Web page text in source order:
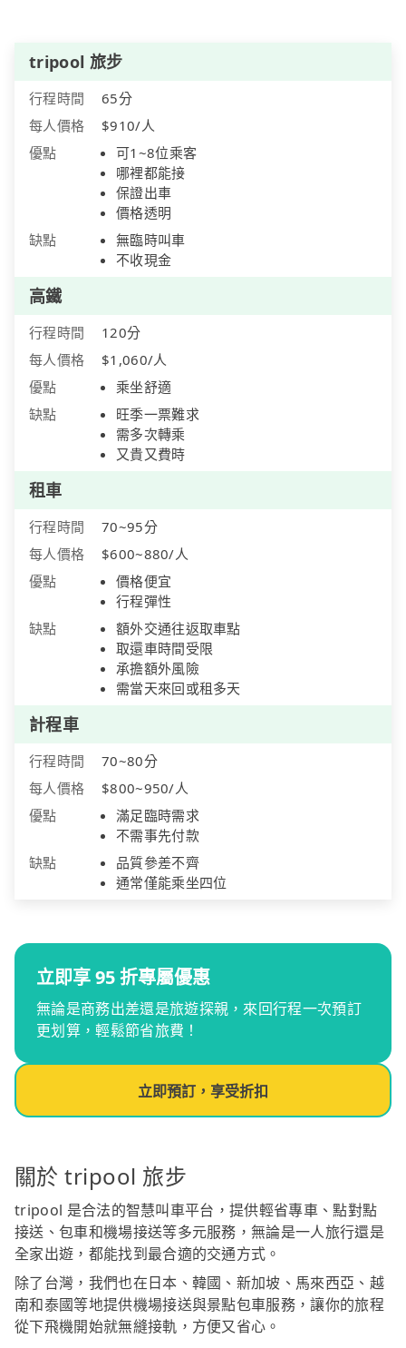
tripool 旅步
行程時間
65分
每人價格
$910/人
優點
可1~8位乘客
哪裡都能接
保證出車
價格透明
缺點
無臨時叫車
不收現金
高鐵
行程時間
120分
每人價格
$1,060/人
優點
乘坐舒適
缺點
旺季一票難求
需多次轉乘
又貴又費時
租車
行程時間
70~95分
每人價格
$600~880/人
優點
價格便宜
行程彈性
缺點
額外交通往返取車點
取還車時間受限
承擔額外風險
需當天來回或租多天
計程車
行程時間
70~80分
每人價格
$800~950/人
優點
滿足臨時需求
不需事先付款
缺點
品質參差不齊
通常僅能乘坐四位
立即享 95 折專屬優惠
無論是商務出差還是旅遊探親，來回行程一次預訂
更划算，輕鬆節省旅費！
立即預訂，享受折扣
關於 tripool 旅步
tripool 是合法的智慧叫車平台，提供輕省專車、點對點
接送、包車和機場接送等多元服務，無論是一人旅行還是
全家出遊，都能找到最合適的交通方式。
除了台灣，我們也在日本、韓國、新加坡、馬來西亞、越
南和泰國等地提供機場接送與景點包車服務，讓你的旅程
從下飛機開始就無縫接軌，方便又省心。